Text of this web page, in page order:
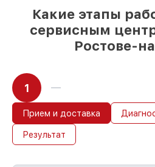
мастер приступает к
Какие этапы
сервисным
Ростове-
1
Прием и доставка
Результат